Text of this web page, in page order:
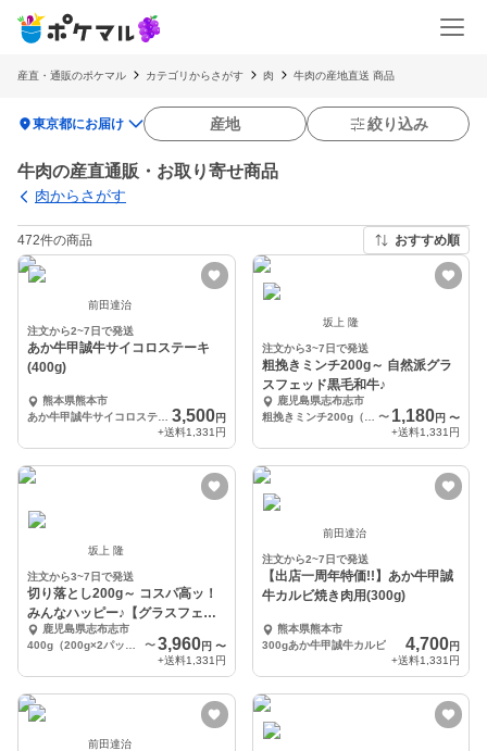
産直・通販のポケマル カテゴリからさがす 肉 牛肉の産地直送 商品
location_on東京都にお届け 産地 絞り込み
牛肉の産直通販・お取り寄せ商品
肉からさがす
472件の商品 おすすめ順
前田達治
注文から2~7日で発送
あか牛甲誠牛サイコロステーキ
(400g)
熊本県熊本市
3,500円
+送料1,331円
坂上 隆
注文から3~7日で発送
粗挽きミンチ200g～ 自然派グラ
スフェッド黒毛和牛♪
鹿児島県志布志市
〜 1,180円 〜
+送料1,331円
坂上 隆
注文から3~7日で発送
切り落とし200g～ コスパ高ッ！
みんなハッピー♪【グラスフェッ
ド黒毛和牛】
鹿児島県志布志市
〜 3,960円 〜
+送料1,331円
前田達治
注文から2~7日で発送
【出店一周年特価!!】あか牛甲誠
牛カルビ焼き肉用(300g)
熊本県熊本市
300gあか牛甲誠牛カルビ
4,700円
+送料1,331円
前田達治